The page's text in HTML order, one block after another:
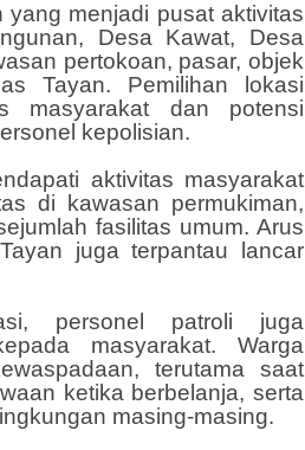
menjadi pusat aktivitas
Desa Kawat, Desa
pertokoan, pasar, objek
Tayan. Pemilihan lokasi
masyarakat dan potensi
kepolisian.
aktivitas masyarakat
di kawasan permukiman,
fasilitas umum. Arus
juga terpantau lancar
personel patroli juga
masyarakat. Warga
terutama saat
ketika berbelanja, serta
masing-masing.